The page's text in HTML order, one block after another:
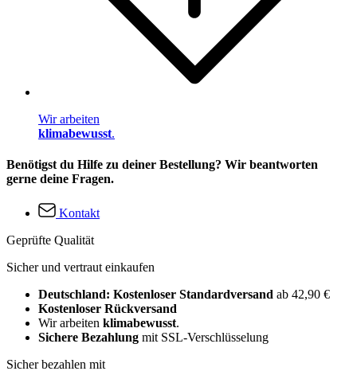
Wir arbeiten
klimabewusst.
Benötigst du Hilfe zu deiner Bestellung? Wir beantworten
gerne deine Fragen.
Kontakt
Geprüfte Qualität
Sicher und vertraut einkaufen
Deutschland: Kostenloser Standardversand ab 42,90 €
Kostenloser Rückversand
Wir arbeiten klimabewusst.
Sichere Bezahlung mit SSL-Verschlüsselung
Sicher bezahlen mit